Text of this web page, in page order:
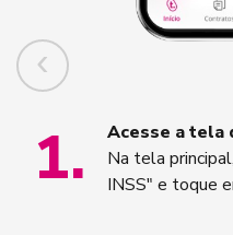
1.
Acesse a tela
Na tela
INSS" e toque